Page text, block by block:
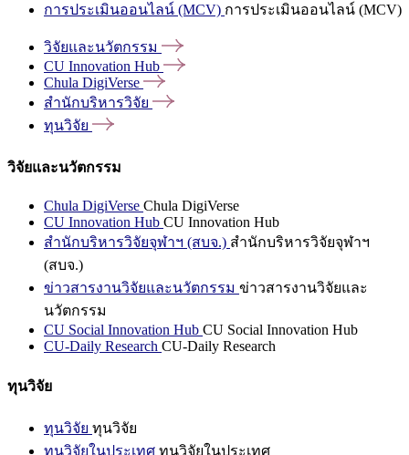
การประเมินออนไลน์ (MCV) การประเมินออนไลน์ (MCV)
วิจัยและนวัตกรรม
CU Innovation Hub
Chula DigiVerse
สำนักบริหารวิจัย
ทุนวิจัย
วิจัยและนวัตกรรม
Chula DigiVerse Chula DigiVerse
CU Innovation Hub CU Innovation Hub
สำนักบริหารวิจัยจุฬาฯ (สบจ.) สำนักบริหารวิจัยจุฬาฯ
(สบจ.)
ข่าวสารงานวิจัยและนวัตกรรม ข่าวสารงานวิจัยและ
นวัตกรรม
CU Social Innovation Hub CU Social Innovation Hub
CU-Daily Research CU-Daily Research
ทุนวิจัย
ทุนวิจัย ทุนวิจัย
ทุนวิจัยในประเทศ ทุนวิจัยในประเทศ